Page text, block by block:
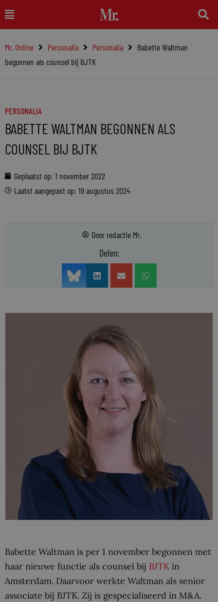
naar
inhoud
Main
Menu
Mr. Online Personalia Personalia
Babette Waltman
begonnen als counsel bij BJTK
PERSONALIA
BABETTE WALTMAN BEGONNEN ALS
COUNSEL BIJ BJTK
Geplaatst op: 1 november 2022
Laatst aangepast op: 19 augustus 2024
Door redactie Mr.
Delen:
Babette Waltman is per 1 november begonnen met
haar nieuwe functie als counsel bij BJTK in
Amsterdam. Daarvoor werkte Waltman als senior
associate bij BJTK. Zij is gespecialiseerd in M&A.